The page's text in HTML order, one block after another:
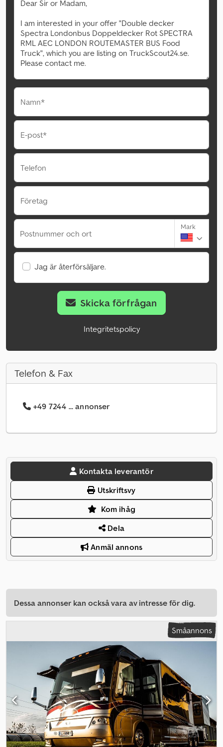
Namn*
E-post*
Telefon
Företag
Postnummer och ort
Mark
Jag är återförsäljare.
Skicka förfrågan
Integritetspolicy
Telefon & Fax
+49 7244 ... annonser
Kontakta leverantör
Utskriftsvy
Kom ihåg
Dela
Anmäl annons
Dessa annonser kan också vara av intresse för dig.
Småannons